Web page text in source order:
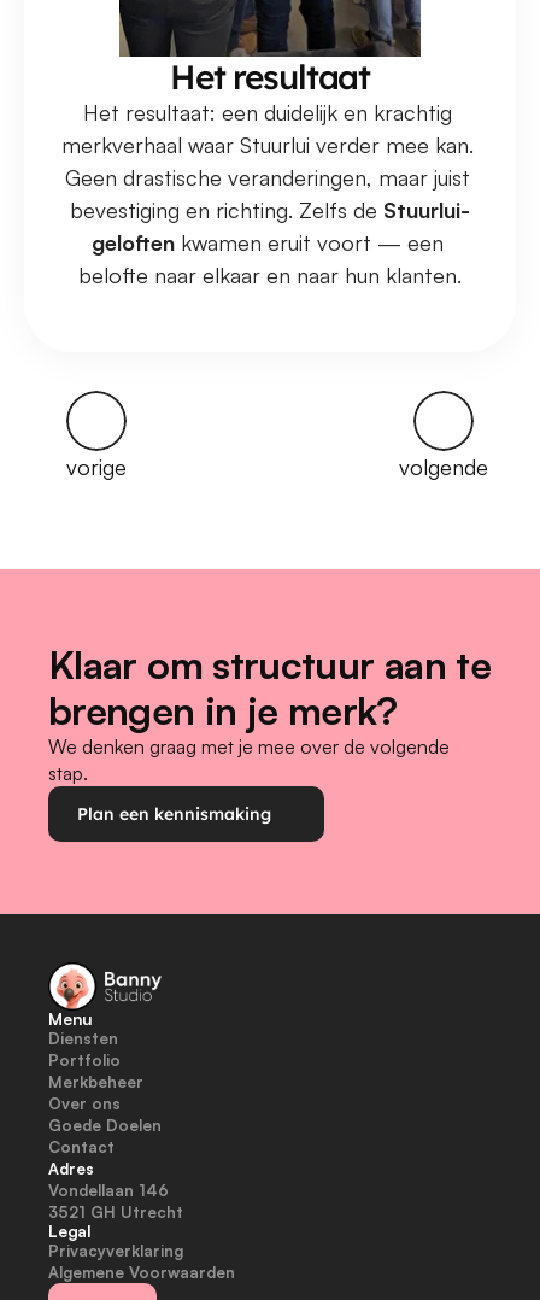
Het resultaat
Het resultaat: een duidelijk en krachtig
merkverhaal waar Stuurlui verder mee kan.
Geen drastische veranderingen, maar juist
bevestiging en richting. Zelfs de Stuurlui-
geloften kwamen eruit voort — een
belofte naar elkaar en naar hun klanten.
vorige volgende
Klaar om structuur aan te
brengen in je merk?
We denken graag met je mee over de volgende
stap.
Plan een kennismaking
Menu
Diensten
Portfolio
Merkbeheer
Over ons
Goede Doelen
Contact
Adres
Vondellaan 146
3521 GH Utrecht
Legal
Privacyverklaring
Algemene Voorwaarden